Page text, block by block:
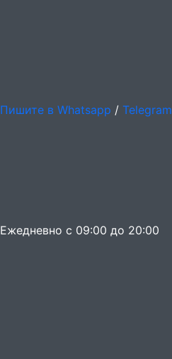
Пишите в Whatsapp / Telegram
Ежедневно с 09:00 до 20:00